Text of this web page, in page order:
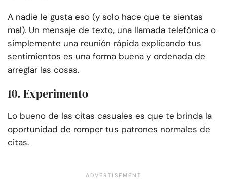
A nadie le gusta eso (y solo hace que te sientas
mal). Un mensaje de texto, una llamada telefónica o
simplemente una reunión rápida explicando tus
sentimientos es una forma buena y ordenada de
arreglar las cosas.
10. Experimento
Lo bueno de las citas casuales es que te brinda la
oportunidad de romper tus patrones normales de
citas.